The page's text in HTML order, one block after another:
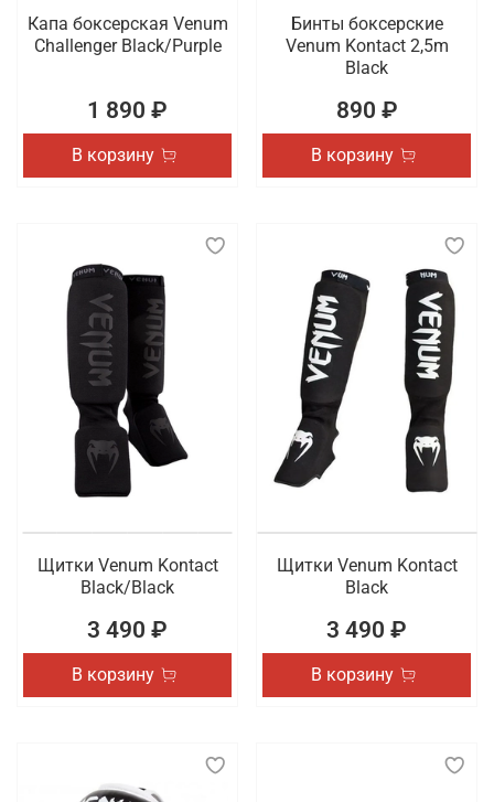
Капа боксерская Venum
Challenger Black/Purple
1 890 ₽
В корзину
Бинты боксерские
Venum Kontact 2,5m
Black
890 ₽
В корзину
Щитки Venum Kontact
Black/Black
3 490 ₽
В корзину
Щитки Venum Kontact
Black
3 490 ₽
В корзину